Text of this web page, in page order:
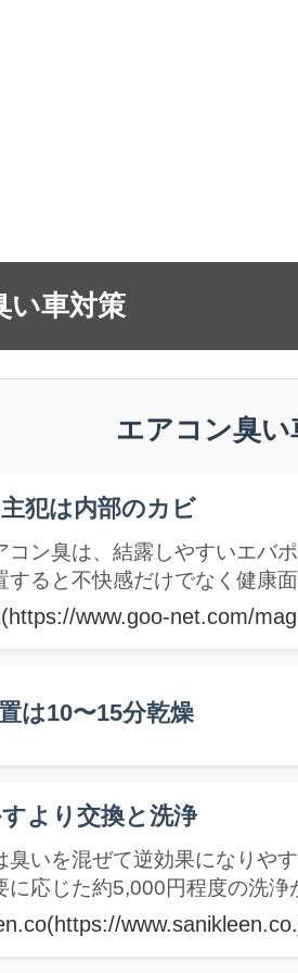
い車対策
エアコン臭
犯は内部のカビ
コン臭は、結露しやすいエバ
すると不快感だけでなく健康
www.goo-net.com/
は10〜15分乾燥
より交換と洗浄
臭いを混ぜて逆効果になりや
に応じた約5,000円程度の洗浄